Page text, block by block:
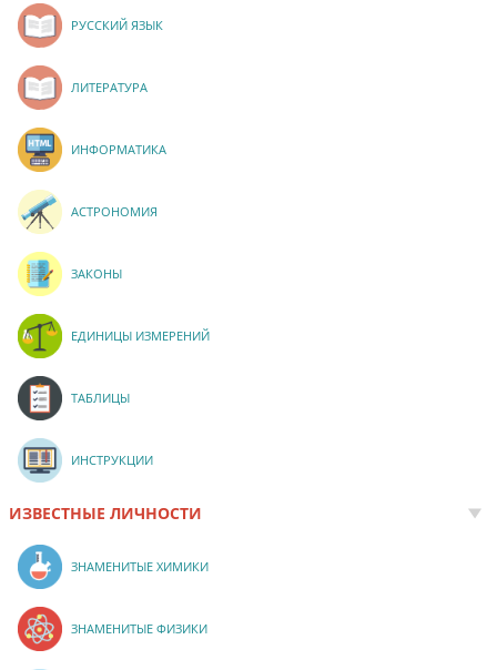
РУССКИЙ ЯЗЫК
ЛИТЕРАТУРА
ИНФОРМАТИКА
АСТРОНОМИЯ
ЗАКОНЫ
ЕДИНИЦЫ ИЗМЕРЕНИЙ
ТАБЛИЦЫ
ИНСТРУКЦИИ
ИЗВЕСТНЫЕ ЛИЧНОСТИ
ЗНАМЕНИТЫЕ ХИМИКИ
ЗНАМЕНИТЫЕ ФИЗИКИ